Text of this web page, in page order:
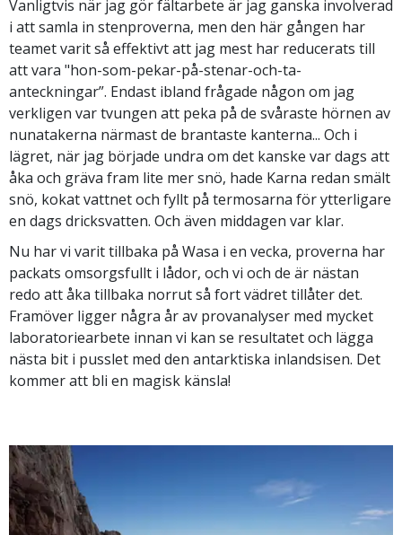
Vanligtvis när jag gör fältarbete är jag ganska involverad
i att samla in stenproverna, men den här gången har
teamet varit så effektivt att jag mest har reducerats till
att vara "hon-som-pekar-på-stenar-och-ta-
anteckningar”. Endast ibland frågade någon om jag
verkligen var tvungen att peka på de svåraste hörnen av
nunatakerna närmast de brantaste kanterna... Och i
lägret, när jag började undra om det kanske var dags att
åka och gräva fram lite mer snö, hade Karna redan smält
snö, kokat vattnet och fyllt på termosarna för ytterligare
en dags dricksvatten. Och även middagen var klar.
Nu har vi varit tillbaka på Wasa i en vecka, proverna har
packats omsorgsfullt i lådor, och vi och de är nästan
redo att åka tillbaka norrut så fort vädret tillåter det.
Framöver ligger några år av provanalyser med mycket
laboratoriearbete innan vi kan se resultatet och lägga
nästa bit i pusslet med den antarktiska inlandsisen. Det
kommer att bli en magisk känsla!